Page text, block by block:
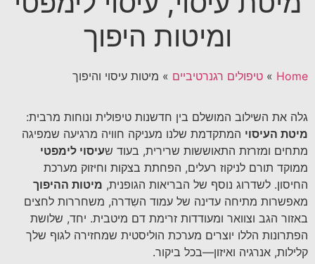
ומיטות היפוך
Home
» טיפולים רגנרטיביים » מיטות עיסוי והיפוך
גלה את השילוב המושלם בין חדשנות טיפולית ונוחות מרבית:
מיטת העיסוי המתקדמת שלנו מעניקה חוויה מרגיעה שמפיגה
מתחים ומזרזת התאוששות שרירית, בעוד שעיסוי לימפטי
ממוקד תורם לניקוז רעלים, הפחתת בצקות וחיזוק מערכת
החיסון. לשדרוג נוסף של הבריאות הגופנית, מיטות ההיפוך
מאפשרות מתיחה עדינה של עמוד השִדרה, משחררות לחצים
באזור הגב וצוואר ומעודדות זרימת דם מיטבית. יחד, שלושת
הפתרונות הללו יוצרים מערכת הוליסטית שמחזירה לגוף שלך
קלילות, אנרגיה ואיזון—בכל ביקור.